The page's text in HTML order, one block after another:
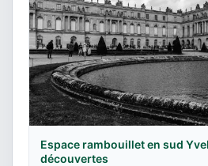
Espace rambouillet en sud
découvertes